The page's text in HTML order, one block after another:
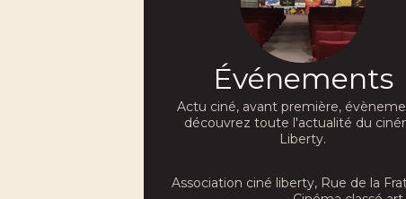
Événements
Actu ciné, avant première,
découvrez toute l'actualité du
Liberty.
Association ciné liberty, Rue de la